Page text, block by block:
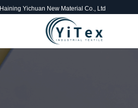
Haining Yichuan New Material Co., Ltd.